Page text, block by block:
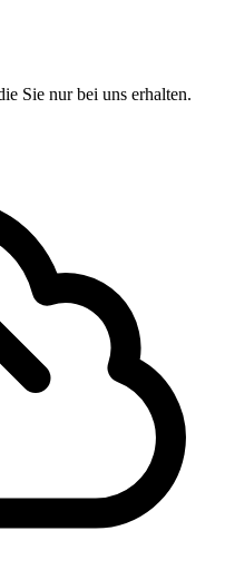
Sie nur bei uns erhalten.